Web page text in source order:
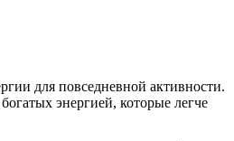
для повседневной активности.
энергией, которые легче